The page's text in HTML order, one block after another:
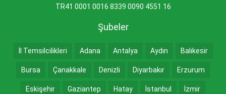
TR41 0001 0016 8339 0090 4551 16
Şubeler
İl Temsilcilikleri Adana Antalya Aydın Balıkesir
Bursa Çanakkale Denizli Diyarbakır Erzurum
Eskişehir Gaziantep Hatay İstanbul İzmir